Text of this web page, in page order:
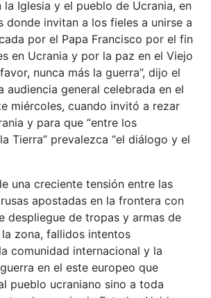
Iglesia y el pueblo de Ucrania, en
donde invitan a los fieles a unirse a
por el Papa Francisco por el fin
en Ucrania y por la paz en el Viejo
nunca más la guerra”, dijo el
audiencia general celebrada en el
miércoles, cuando invitó a rezar
y para que “entre los
Tierra” prevalezca “el diálogo y el
una creciente tensión entre las
apostadas en la frontera con
despliegue de tropas y armas de
zona, fallidos intentos
comunidad internacional y la
en el este europeo que
pueblo ucraniano sino a toda